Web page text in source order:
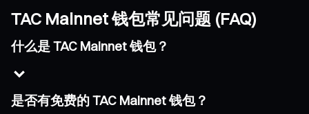
TAC Mainnet 钱包常见问题 (FAQ)
什么是 TAC Mainnet 钱包？
是否有免费的 TAC Mainnet 钱包？